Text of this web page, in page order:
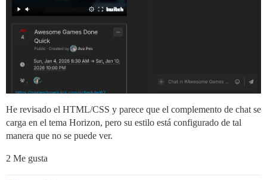
He revisado el HTML/CSS y parece que el complemento de chat se
carga en el tema Horizon, pero su estilo está configurado de tal
manera que no se puede ver.
2 Me gusta